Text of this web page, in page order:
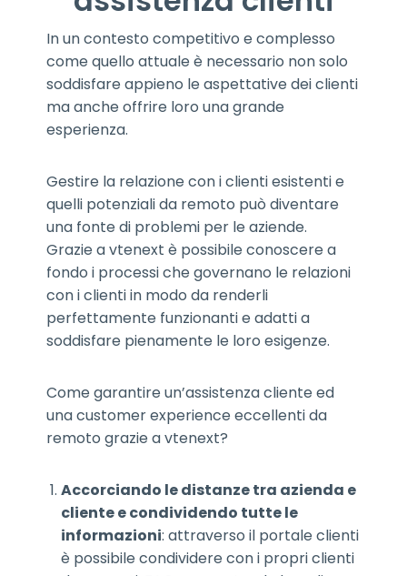
In un contesto competitivo e complesso
come quello attuale è necessario non solo
soddisfare appieno le aspettative dei clienti
ma anche offrire loro una grande
esperienza.
Gestire la relazione con i clienti esistenti e
quelli potenziali da remoto può diventare
una fonte di problemi per le aziende.
Grazie a vtenext è possibile conoscere a
fondo i processi che governano le relazioni
con i clienti in modo da renderli
perfettamente funzionanti e adatti a
soddisfare pienamente le loro esigenze.
Come garantire un’assistenza cliente ed
una customer experience eccellenti da
remoto grazie a vtenext?
Accorciando le distanze tra azienda e
cliente e condividendo tutte le
informazioni: attraverso il portale clienti
è possibile condividere con i propri clienti